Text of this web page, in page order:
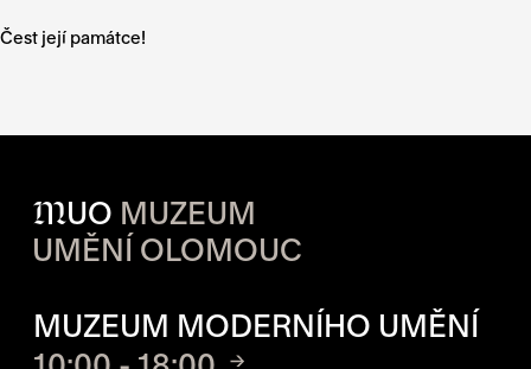
Čest její památce!
MUO MUZEUM
UMĚNÍ OLOMOUC
MUZEUM MODERNÍHO UMĚNÍ